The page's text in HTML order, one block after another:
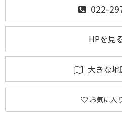
022-
HPを見
大きな
お気に入